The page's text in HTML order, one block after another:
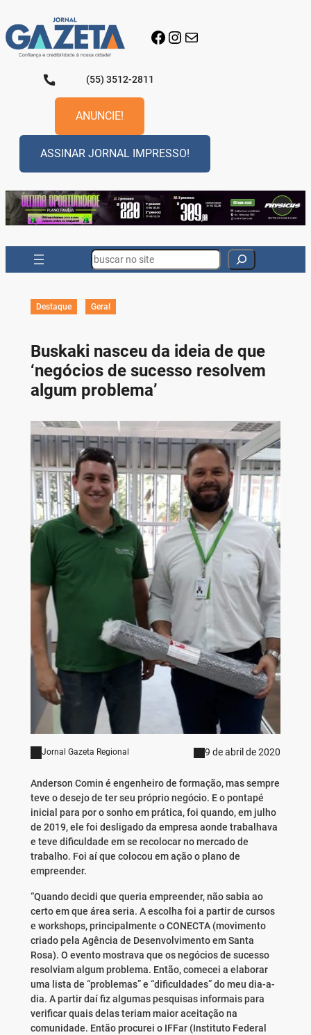
para
o
conteúdo
Facebook
Instagram
E-mail
(55) 3512-2811
ANUNCIE!
ASSINAR JORNAL IMPRESSO!
Search
Destaque Geral
Buskaki nasceu da ideia de que
‘negócios de sucesso resolvem
algum problema’
Jornal Gazeta Regional 9 de abril de 2020
Anderson Comin é engenheiro de formação, mas sempre
teve o desejo de ter seu próprio negócio. E o pontapé
inicial para por o sonho em prática, foi quando, em julho
de 2019, ele foi desligado da empresa aonde trabalhava
e teve dificuldade em se recolocar no mercado de
trabalho. Foi aí que colocou em ação o plano de
empreender.
“Quando decidi que queria empreender, não sabia ao
certo em que área seria. A escolha foi a partir de cursos
e workshops, principalmente o CONECTA (movimento
criado pela Agência de Desenvolvimento em Santa
Rosa). O evento mostrava que os negócios de sucesso
resolviam algum problema. Então, comecei a elaborar
uma lista de “problemas” e “dificuldades” do meu dia-a-
dia. A partir daí fiz algumas pesquisas informais para
verificar quais delas teriam maior aceitação na
comunidade. Então procurei o IFFar (Instituto Federal